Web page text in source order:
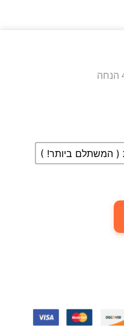
(42% הנחה